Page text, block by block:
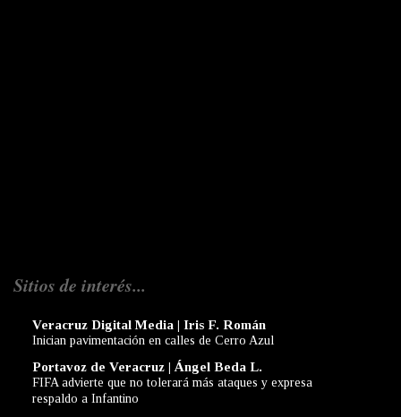
Sitios de interés...
Veracruz Digital Media | Iris F. Román
Inician pavimentación en calles de Cerro Azul
Portavoz de Veracruz | Ángel Beda L.
FIFA advierte que no tolerará más ataques y expresa
respaldo a Infantino